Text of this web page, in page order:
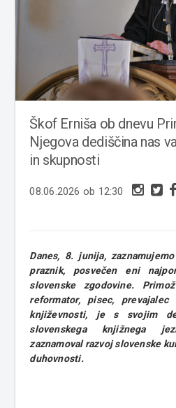
Škof Erniša ob dnevu
Njegova dediščina nas
in skupnosti
08.06.2026 ob 12:30
Danes, 8. junija,
praznik, posvečen eni
slovenske zgodovine.
reformator, pisec,
književnosti, je s svojim
slovenskega knjižnega
zaznamoval razvoj slovenske
duhovnosti.